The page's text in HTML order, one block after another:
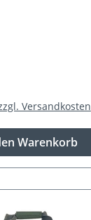
Versandkosten
Warenkorb